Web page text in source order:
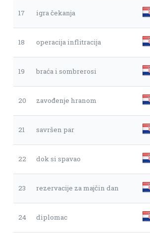
17 igra čekanja
18 operacija inflitracija
19 braća i sombrerosi
20 zavođenje hranom
21 savršen par
22 dok si spavao
23 rezervacije za majčin dan
24 diplomac